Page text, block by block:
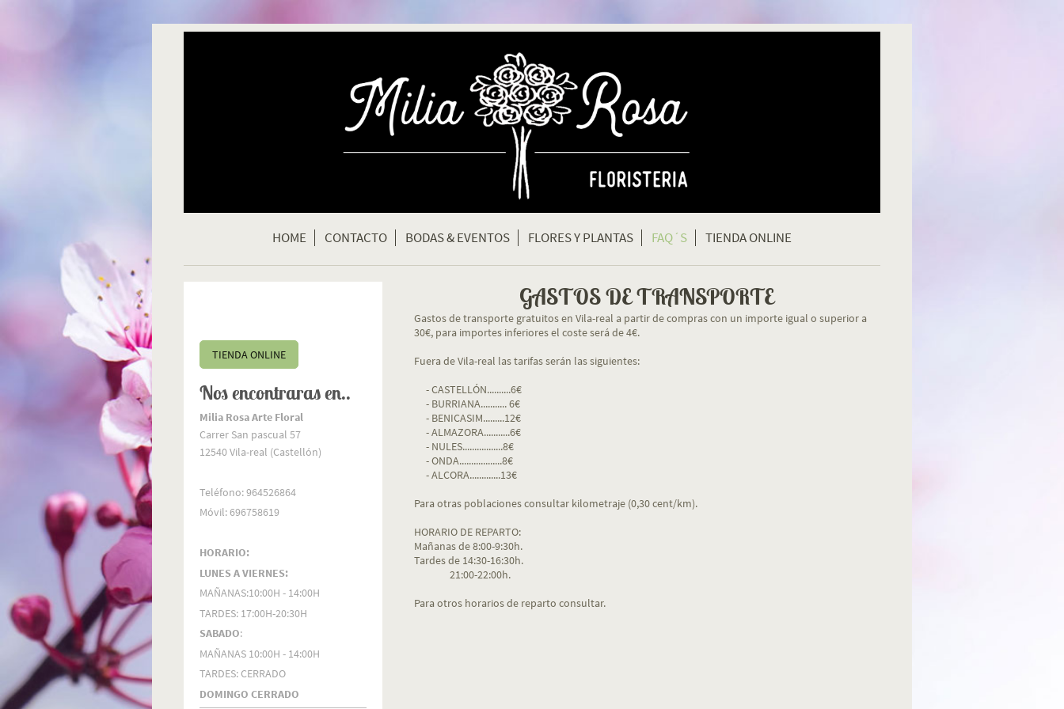
HOME CONTACTO BODAS & EVENTOS FLORES Y PLANTAS FAQ´S TIENDA ONLINE
GASTOS DE TRANSPORTE
Gastos de transporte gratuitos en Vila-real a partir de compras con un importe igual o superior a
30€, para importes inferiores el coste será de 4€.
Fuera de Vila-real las tarifas serán las siguientes:
- CASTELLÓN..........6€
- BURRIANA........... 6€
- BENICASIM.........12€
- ALMAZORA...........6€
- NULES.................8€
- ONDA..................8€
- ALCORA.............13€
Para otras poblaciones consultar kilometraje (0,30 cent/km).
HORARIO DE REPARTO:
Mañanas de 8:00-9:30h.
Tardes de 14:30-16:30h.
21:00-22:00h.
Para otros horarios de reparto consultar.
TIENDA ONLINE
Nos encontraras en..
Milia Rosa Arte Floral
Carrer San pascual 57
12540 Vila-real (Castellón)
Teléfono: 964526864
Móvil: 696758619
HORARIO:
LUNES A VIERNES:
MAÑANAS:10:00H - 14:00H
TARDES: 17:00H-20:30H
SABADO:
MAÑANAS 10:00H - 14:00H
TARDES: CERRADO
DOMINGO CERRADO